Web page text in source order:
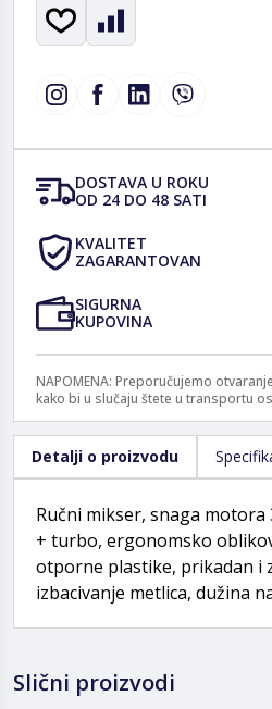
DOSTAVA U ROKU
OD 24 DO 48 SATI
KVALITET
ZAGARANTOVAN
SIGURNA
KUPOVINA
NAPOMENA: Preporučujemo
kako bi u slučaju štete u transportu
Detalji o proizvodu
Ručni mikser, snaga motora
+ turbo, ergonomsko
otporne plastike, prikadan i
izbacivanje metlica, dužina
Slični proizvodi